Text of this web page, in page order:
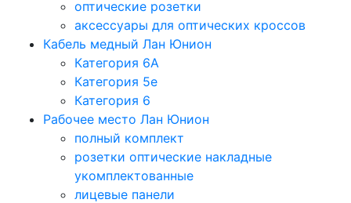
оптические розетки
аксессуары для оптических кроссов
Кабель медный Лан Юнион
Категория 6A
Категория 5e
Категория 6
Рабочее место Лан Юнион
полный комплект
розетки оптические накладные
укомплектованные
лицевые панели